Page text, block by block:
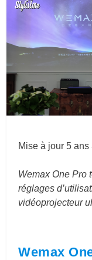
Mise à jour5 ans
Wemax One Pro
réglages
vidéoprojecteur
Wemax